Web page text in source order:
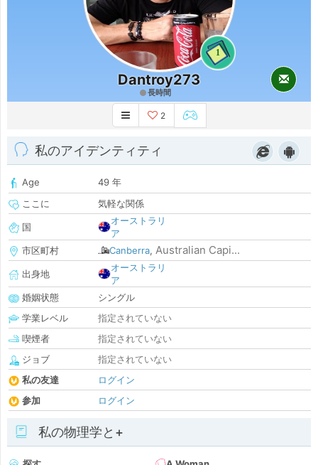
1
Dantroy273
長時間
2
私のアイデンティティ
Age
49 年
ここに
気軽な関係
国
オーストラリ
ア
市区町村
Canberra, Australian Capi...
出身地
オーストラリ
ア
婚姻状態
シングル
学業レベル
指定されていない
喫煙者
指定されていない
ジョブ
指定されていない
私の友達
ログイン
参加
ログイン
私の物理学と+